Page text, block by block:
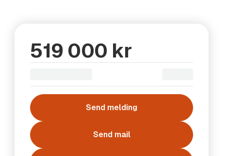
519 000 kr
Send melding
Send mail